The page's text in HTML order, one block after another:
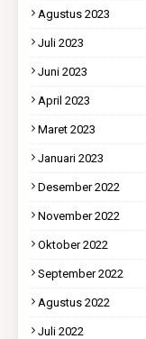
Agustus 2023
Juli 2023
Juni 2023
April 2023
Maret 2023
Januari 2023
Desember 2022
November 2022
Oktober 2022
September 2022
Agustus 2022
Juli 2022